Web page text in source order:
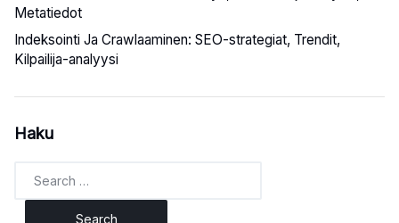
Metatiedot
Indeksointi Ja Crawlaaminen: SEO-strategiat, Trendit,
Kilpailija-analyysi
Haku